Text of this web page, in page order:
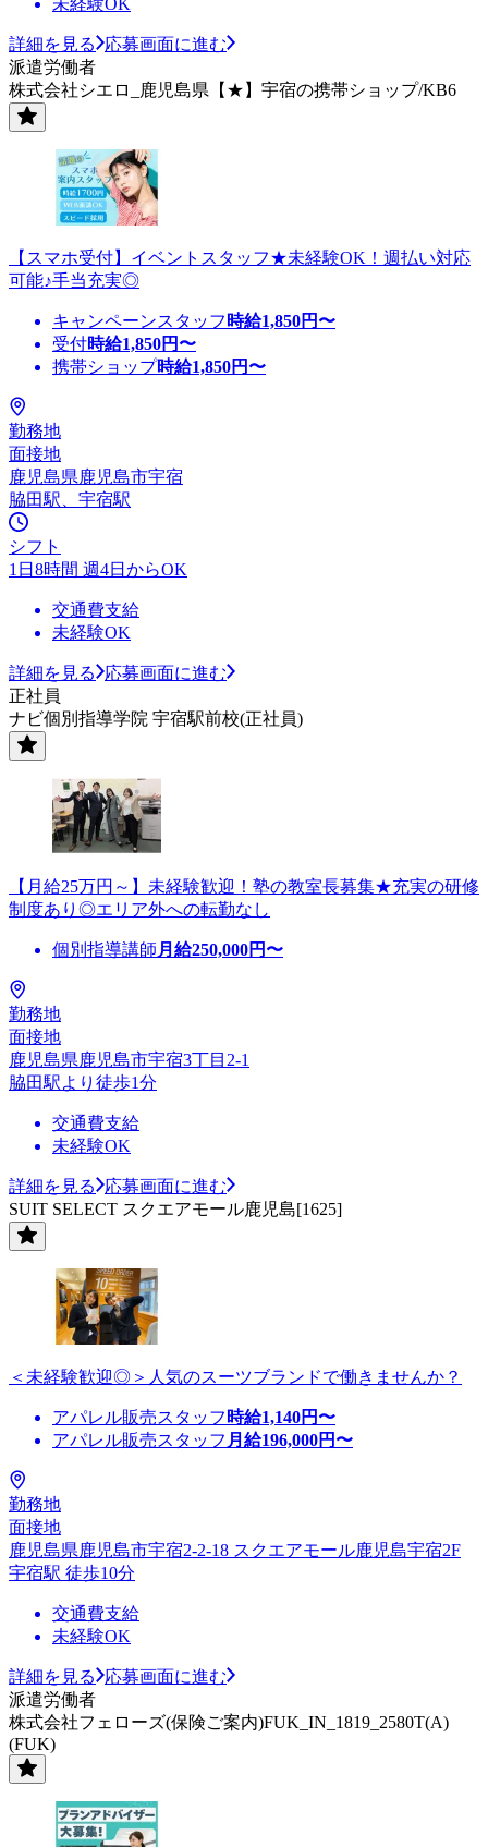
詳細を見る
応募画面に進む
派遣労働者
株式会社シエロ_鹿児島県【★】宇宿の携帯ショップ/KB6
【スマホ受付】イベントスタッフ★未経験OK！週払い対応
可能♪手当充実◎
キャンペーンスタッフ 時給1,850円〜
受付時給1,850円〜
携帯ショップ時給1,850円〜
勤務地
面接地
鹿児島県鹿児島市宇宿
脇田駅、宇宿駅
シフト
1日8時間 週4日からOK
交通費支給
未経験OK
詳細を見る
応募画面に進む
正社員
ナビ個別指導学院 宇宿駅前校(正社員)
【月給25万円～】未経験歓迎！塾の教室長募集★充実の研修
制度あり◎エリア外への転勤なし
個別指導講師 月給250,000円〜
勤務地
面接地
鹿児島県鹿児島市宇宿3丁目2-1
脇田駅より徒歩1分
交通費支給
未経験OK
詳細を見る
応募画面に進む
SUIT SELECT スクエアモール鹿児島[1625]
＜未経験歓迎◎＞人気のスーツブランドで働きませんか？
アパレル販売スタッフ 時給1,140円〜
アパレル販売スタッフ 月給196,000円〜
勤務地
面接地
鹿児島県鹿児島市宇宿2-2-18 スクエアモール鹿児島宇宿2F
宇宿駅 徒歩10分
交通費支給
未経験OK
詳細を見る
応募画面に進む
派遣労働者
株式会社フェローズ(保険ご案内)FUK_IN_1819_2580T(A)
(FUK)